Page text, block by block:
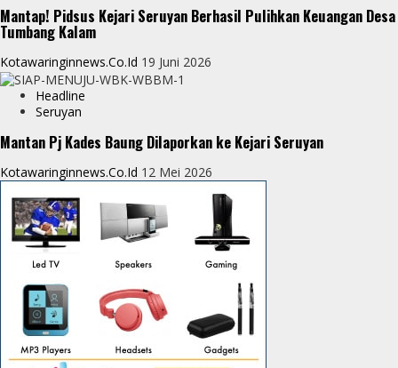
Mantap! Pidsus Kejari Seruyan Berhasil Pulihkan Keuangan Desa
Tumbang Kalam
Kotawaringinnews.co.id 19 Juni 2026
Headline
Seruyan
Mantan Pj Kades Baung Dilaporkan ke Kejari Seruyan
Kotawaringinnews.co.id 12 Mei 2026